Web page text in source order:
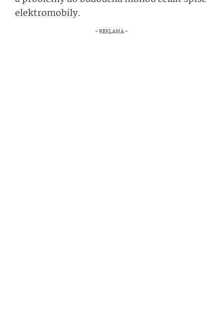
elektromobily.